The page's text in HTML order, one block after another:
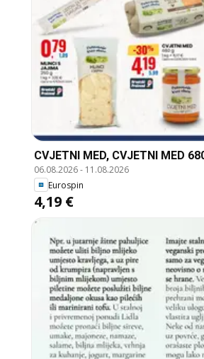
CVJETNI MED, CVJETNI MED
06.08.2026- 11.08.2026
Eurospin
4,19 €